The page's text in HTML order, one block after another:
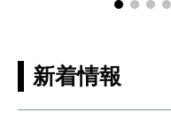
新着情報